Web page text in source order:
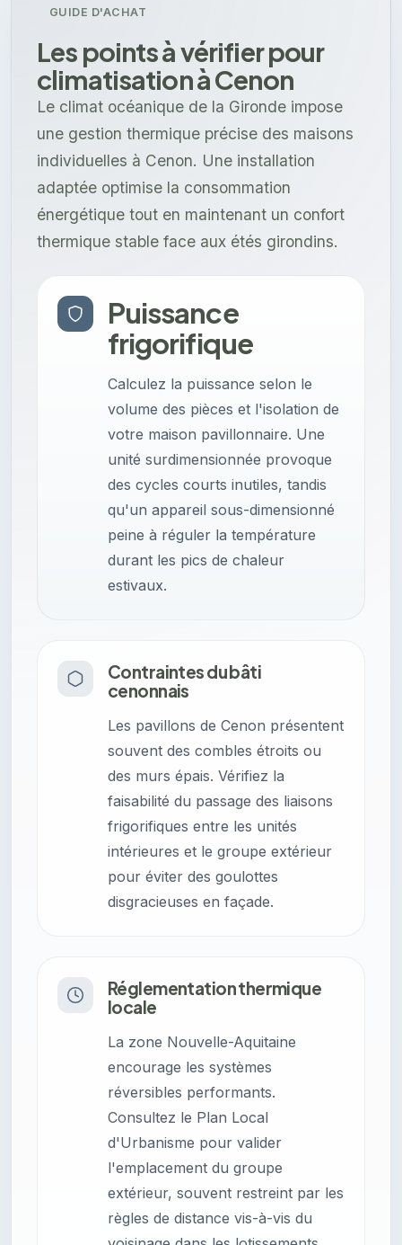
GUIDE D'ACHAT
Les points à vérifier pour
climatisation à Cenon
Le climat océanique de la Gironde impose
une gestion thermique précise des maisons
individuelles à Cenon. Une installation
adaptée optimise la consommation
énergétique tout en maintenant un confort
thermique stable face aux étés girondins.
Puissance
frigorifique
Calculez la puissance selon le
volume des pièces et l'isolation de
votre maison pavillonnaire. Une
unité surdimensionnée provoque
des cycles courts inutiles, tandis
qu'un appareil sous-dimensionné
peine à réguler la température
durant les pics de chaleur
estivaux.
Contraintes du bâti
cenonnais
Les pavillons de Cenon présentent
souvent des combles étroits ou
des murs épais. Vérifiez la
faisabilité du passage des liaisons
frigorifiques entre les unités
intérieures et le groupe extérieur
pour éviter des goulottes
disgracieuses en façade.
Réglementation thermique
locale
La zone Nouvelle-Aquitaine
encourage les systèmes
réversibles performants.
Consultez le Plan Local
d'Urbanisme pour valider
l'emplacement du groupe
extérieur, souvent restreint par les
règles de distance vis-à-vis du